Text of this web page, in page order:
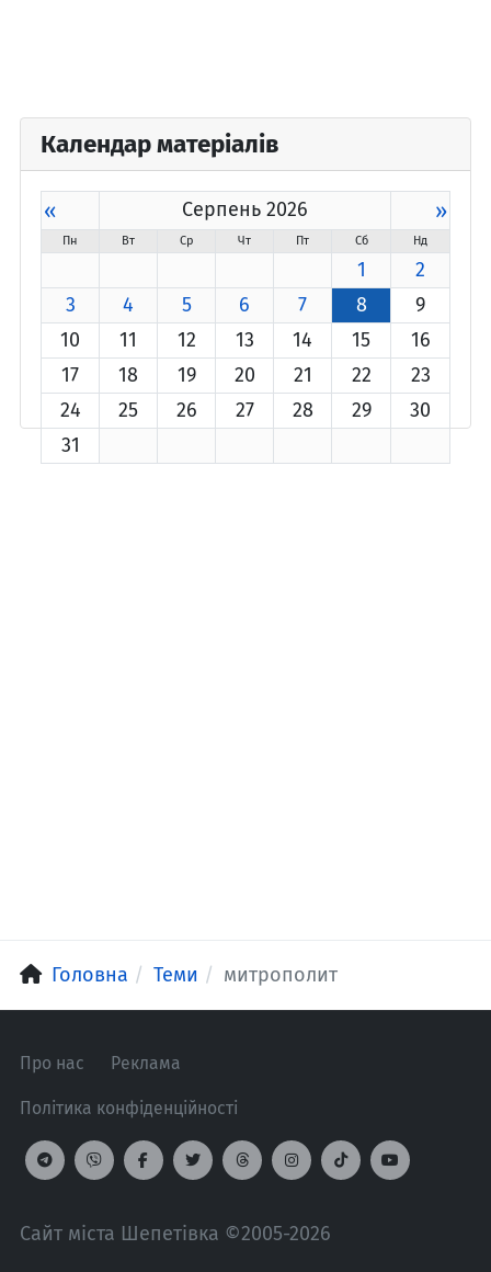
Календар матеріалів
« Серпень 2026 »
Пн Вт Ср Чт Пт Сб Нд
1
2
3
4 5 6 7 8
9
10
11 12 13 14 15
16
17
18 19 20 21 22
23
24
25 26 27 28 29
30
31
Головна Теми митрополит
Про нас Реклама
Політика конфіденційності
Сайт міста Шепетівка ©2005-2026